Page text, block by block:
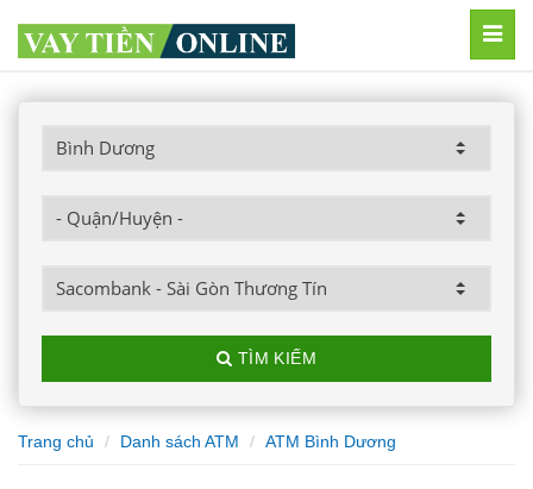
TÌM KIẾM
Trang chủ Danh sách ATM ATM Bình Dương